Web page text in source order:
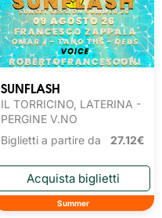
SUNFLASH
IL TORRICINO, LATERINA -
PERGINE V.NO
Biglietti a partire da 27.12€
Summer